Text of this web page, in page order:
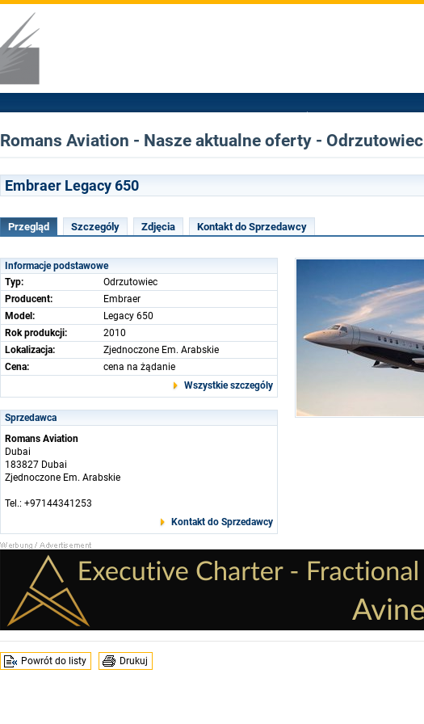
Romans Aviation - Nasze aktualne oferty - Odrzutowiec
Embraer Legacy 650
Przegląd Szczególy Zdjęcia Kontakt do Sprzedawcy
Informacje podstawowe
Typ:
Odrzutowiec
Producent:
Embraer
Model:
Legacy 650
Rok produkcji:
2010
Lokalizacja:
Zjednoczone Em. Arabskie
Cena:
cena na żądanie
Wszystkie szczególy
Sprzedawca
Romans Aviation
Dubai
183827 Dubai
Zjednoczone Em. Arabskie
Tel.: +97144341253
Kontakt do Sprzedawcy
Powrót do listy Drukuj